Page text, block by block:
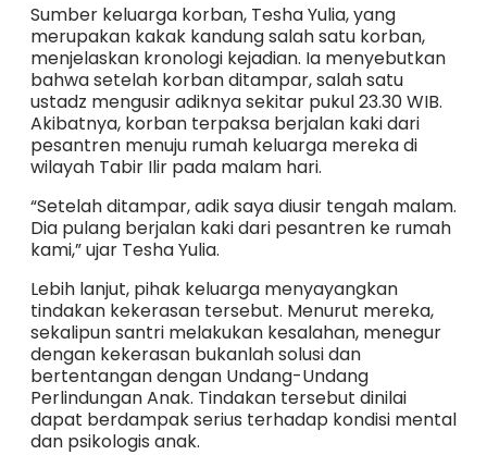
Sumber keluarga korban, Tesha Yulia, yang
merupakan kakak kandung salah satu korban,
menjelaskan kronologi kejadian. Ia menyebutkan
bahwa setelah korban ditampar, salah satu
ustadz mengusir adiknya sekitar pukul 23.30 WIB.
Akibatnya, korban terpaksa berjalan kaki dari
pesantren menuju rumah keluarga mereka di
wilayah Tabir Ilir pada malam hari.
“Setelah ditampar, adik saya diusir tengah malam.
Dia pulang berjalan kaki dari pesantren ke rumah
kami,” ujar Tesha Yulia.
Lebih lanjut, pihak keluarga menyayangkan
tindakan kekerasan tersebut. Menurut mereka,
sekalipun santri melakukan kesalahan, menegur
dengan kekerasan bukanlah solusi dan
bertentangan dengan Undang-Undang
Perlindungan Anak. Tindakan tersebut dinilai
dapat berdampak serius terhadap kondisi mental
dan psikologis anak.